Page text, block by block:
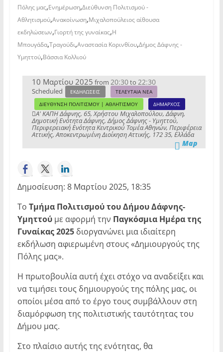
Πόλης μας,Ενημέρωση,Διεύθυνση Πολιτισμού -
Αθλητισμού,Ανακοίνωση,Μιχαλοπούλειος αίθουσα
εκδηλώσεων,Γιορτή της γυναίκας,Η
Μπουγάδα,Τραγούδι,Αναστασία Κορινθίου,Δήμος Δάφνης -
Υμηττού,Βάσσια Κολλιού
10 Μαρτίου 2025 from 20:30to 22:30
Scheduled ΕΚΔΗΛΩΣΕΙΣ
ΤΕΛΕΥΤΑΙΑ ΝΕΑ
ΔΙΕΥΘΥΝΣΗ ΠΟΛΙΤΙΣΜΟΥ | ΑΘΛΗΤΙΣΜΟΥ
ΔΗΜΑΡΧΟΣ
Α' ΚΑΠΗ Δάφνης, 65, Χρήστου Μιχαλοπούλου, Δάφνη,
Δημοτική Ενότητα Δάφνης, Δήμος Δάφνης - Υμηττού,
Περιφερειακή Ενότητα Κεντρικού Τομέα Αθηνών, Περιφέρεια
Αττικής, Αποκεντρωμένη Διοίκηση Αττικής, 172 35, Ελλάδα
Map
Δημοσίευση: 8 Μαρτίου 2025, 18:35
Το Τμήμα Πολιτισμού του Δήμου Δάφνης-
Υμηττούμε αφορμή την Παγκόσμια Ημέρα της
Γυναίκας 2025διοργανώνει μια ιδιαίτερη
εκδήλωση αφιερωμένη στους «Δημιουργούς της
Πόλης μας».
Η πρωτοβουλία αυτή έχει στόχο να αναδείξει και
να τιμήσει τους δημιουργούς της πόλης μας, οι
οποίοι μέσα από το έργο τους συμβάλλουν στη
διαμόρφωση της πολιτιστικής ταυτότητας του
Δήμου μας.
Στο πλαίσιο αυτής της ενότητας, θα